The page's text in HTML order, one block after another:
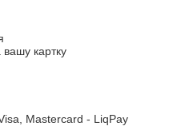
вашу картку
Mastercard - LiqPay